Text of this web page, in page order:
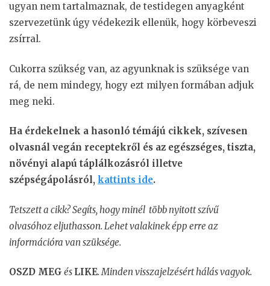
ugyan nem tartalmaznak, de testidegen anyagként
szervezetünk úgy védekezik ellenük, hogy körbeveszi
zsírral.
Cukorra szükség van, az agyunknak is szüksége van
rá, de nem mindegy, hogy ezt milyen formában adjuk
meg neki.
Ha érdekelnek a hasonló témájú cikkek, szívesen
olvasnál vegán receptekről és az egészséges, tiszta,
növényi alapú táplálkozásról illetve
szépségápolásról, kattints ide.
Tetszett a cikk? Segíts, hogy minél több nyitott szívű
olvasóhoz eljuthasson. Lehet valakinek épp erre az
információra van szüksége.
OSZD MEG és LIKE. Minden visszajelzésért hálás vagyok.